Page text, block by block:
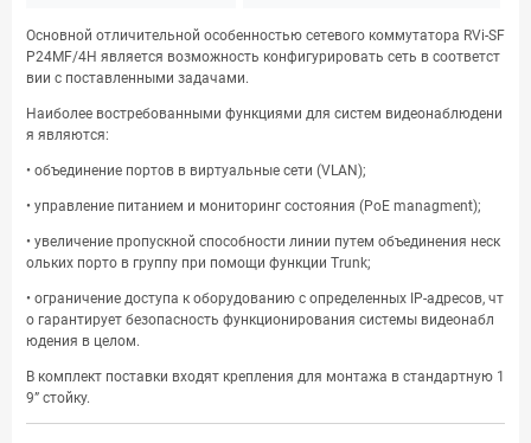
Основной отличительной особенностью сетевого коммутатора RVi-SF
P24MF/4H является возможность конфигурировать сеть в соответст
вии с поставленными задачами.
Наиболее востребованными функциями для систем видеонаблюдени
я являются:
• объединение портов в виртуальные сети (VLAN);
• управление питанием и мониторинг состояния (PoE managment);
• увеличение пропускной способности линии путем объединения неск
ольких порто в группу при помощи функции Trunk;
• ограничение доступа к оборудованию с определенных IP-адресов, чт
о гарантирует безопасность функционирования системы видеонабл
юдения в целом.
В комплект поставки входят крепления для монтажа в стандартную 1
9” стойку.